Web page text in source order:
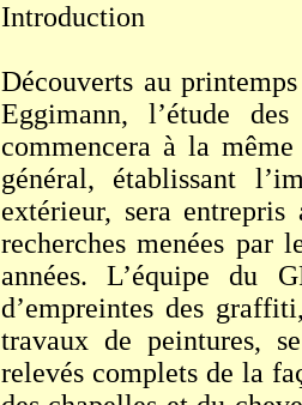
Introduction
Découverts au
Eggimann, l’étude
commencera à la
général, établissant
extérieur, sera
recherches menées par
années. L’équipe du
d’empreintes des
travaux de peintures,
relevés complets de la